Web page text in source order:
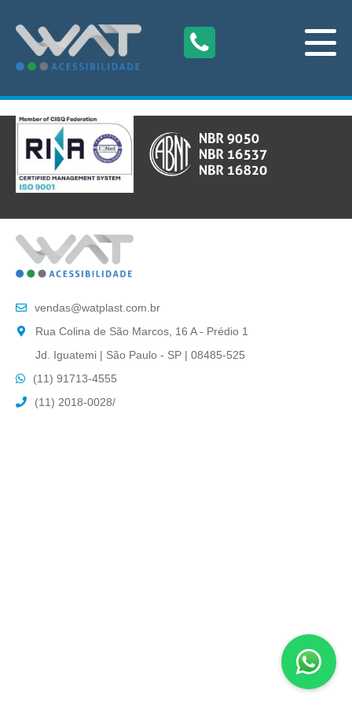
vendas@watplast.com.br
Rua Colina de São Marcos, 16 A - Prédio 1
Jd. Iguatemi | São Paulo - SP | 08485-525
(11) 91713-4555
(11) 2018-0028/